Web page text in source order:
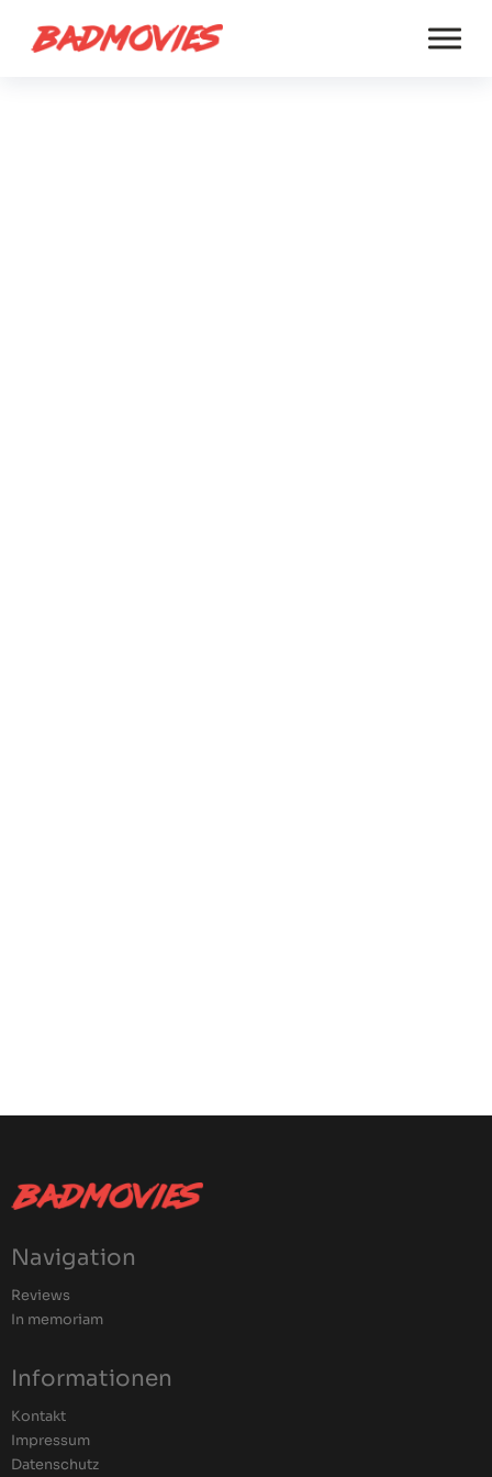
Navigation
Reviews
In memoriam
Informationen
Kontakt
Impressum
Datenschutz